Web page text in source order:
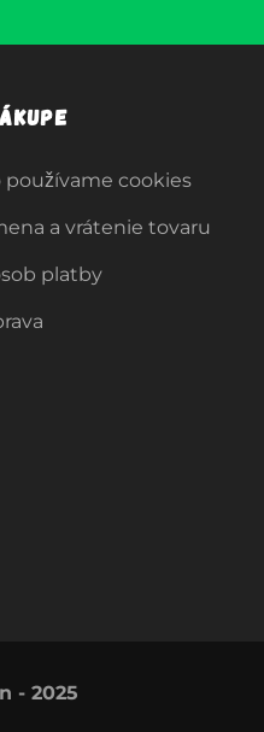
používame cookies
a vrátenie tovaru
platby
- 2025